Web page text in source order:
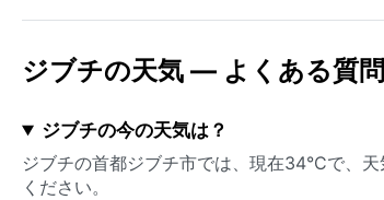
ジブチの天気 — よくある質問
ジブチの今の天気は？
ジブチの首都ジブチ市では、現在34°Cで、
ください。